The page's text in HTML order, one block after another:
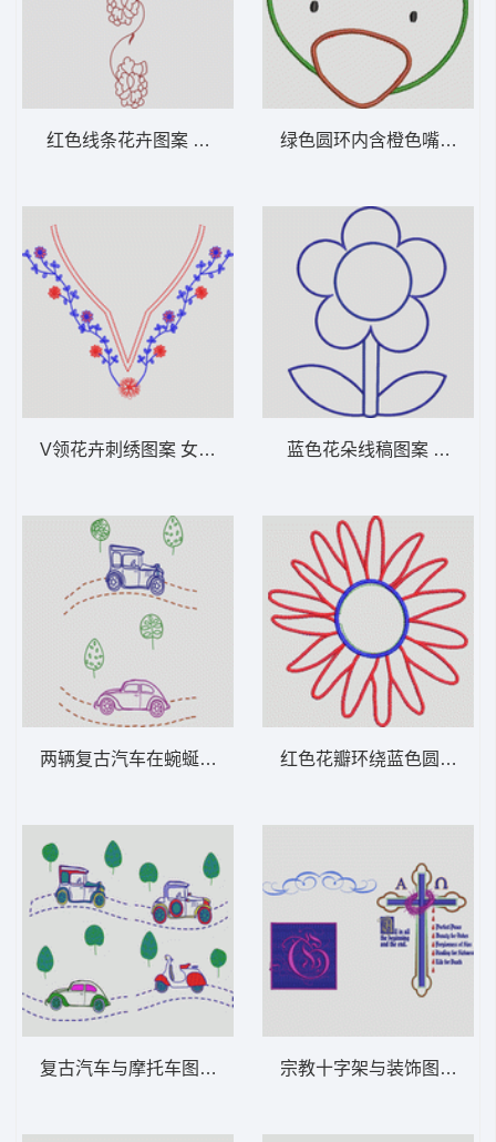
红色线条花卉图案 女装服装时装
V领花卉刺绣图案 女装服装时装
两辆复古汽车在蜿蜒路上行驶 卡通童装章标
复古汽车与摩托车图案 卡通童装章标贴布
蓝色花朵线稿